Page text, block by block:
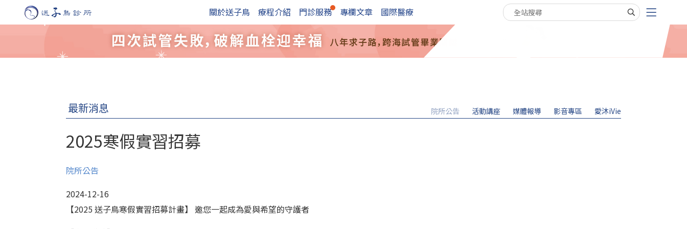
關於送子鳥 療程介紹 門診服務 專欄文章 國際醫療 搜尋關鍵字
最新消息 院所公告 活動講座 媒體報導 影音專區 愛沐iVie
2025寒假實習招募
院所公告
2024-12-16
【2025 送子鳥寒假實習招募計畫】 邀您一起成為愛與希望的守護者